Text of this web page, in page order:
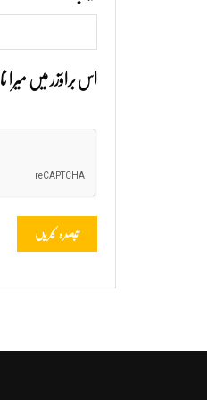
اس براؤزر میں